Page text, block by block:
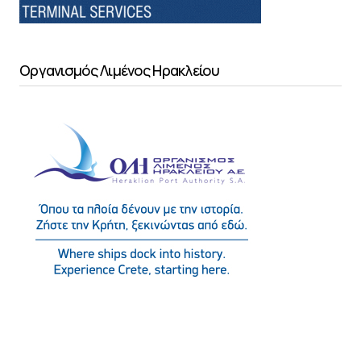
Οργανισμός Λιμένος Ηρακλείου